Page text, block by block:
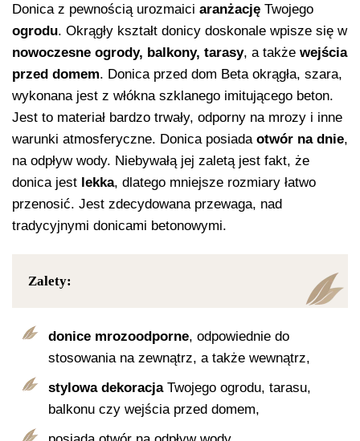
Donica z pewnością urozmaici aranżację Twojego
ogrodu. Okrągły kształt donicy doskonale wpisze się w
nowoczesne ogrody, balkony, tarasy, a także wejścia
przed domem. Donica przed dom Beta okrągła, szara,
wykonana jest z włókna szklanego imitującego beton.
Jest to materiał bardzo trwały, odporny na mrozy i inne
warunki atmosferyczne. Donica posiada otwór na dnie,
na odpływ wody. Niebywałą jej zaletą jest fakt, że
donica jest lekka, dlatego mniejsze rozmiary łatwo
przenosić. Jest zdecydowana przewaga, nad
tradycyjnymi donicami betonowymi.
Zalety:
donice mrozoodporne, odpowiednie do
stosowania na zewnątrz, a także wewnątrz,
stylowa dekoracja Twojego ogrodu, tarasu,
balkonu czy wejścia przed domem,